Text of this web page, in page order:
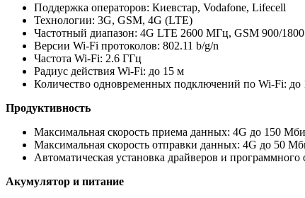
Поддержка операторов: Киевстар, Vodafone, Lifecell
Технологии: 3G, GSM, 4G (LTE)
Частотный диапазон: 4G LTE 2600 МГц, GSM 900/
Версии Wi-Fi протоколов: 802.11 b/g/n
Частота Wi-Fi: 2.6 ГГц
Радиус действия Wi-Fi: до 15 м
Количество одновременных подключений по Wi-Fi: до
Продуктивность
Максимальная скорость приема данных: 4G до 150
Максимальная скорость отправки данных: 4G до 50
Автоматическая установка драйверов и программного
Акумулятор и питание